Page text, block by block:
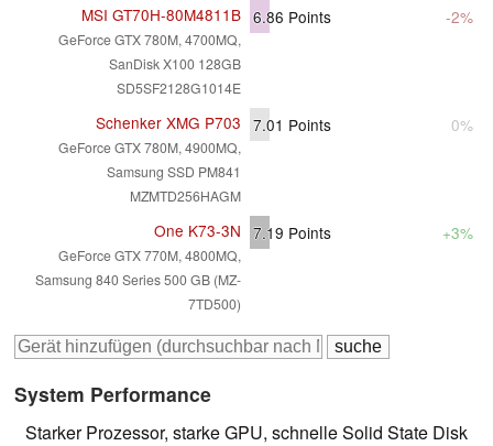
MSI GT70H-80M4811B
GeForce GTX 780M, 4700MQ,
SanDisk X100 128GB
SD5SF2128G1014E
6.86 Points -2%
Schenker XMG P703
GeForce GTX 780M, 4900MQ,
Samsung SSD PM841
MZMTD256HAGM
7.01 Points 0%
One K73-3N
GeForce GTX 770M, 4800MQ,
Samsung 840 Series 500 GB (MZ-
7TD500)
7.19 Points +3%
System Performance
Starker Prozessor, starke GPU, schnelle Solid State Disk